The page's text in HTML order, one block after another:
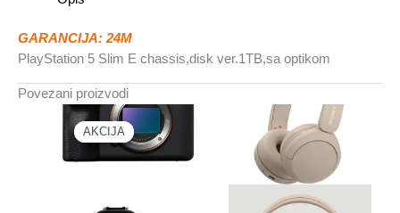
GARANCIJA: 24M
PlayStation 5 Slim E chassis,disk ver.1TB,sa optikom
Povezani proizvodi
AKCIJA
AKCIJA